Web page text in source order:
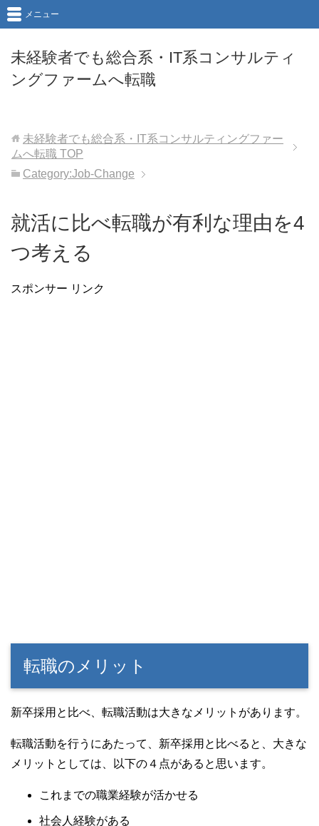
未経験者でも総合系・IT系コンサルティ
ングファームへ転職
メニュー
未経験者でも総合系・IT系コンサルティングファー
ムへ転職 TOP
Category:Job-Change
就活に比べ転職が有利な理由を4
つ考える
スポンサー リンク
転職のメリット
新卒採用と比べ、転職活動は大きなメリットがあります。
転職活動を行うにあたって、新卒採用と比べると、大きな
メリットとしては、以下の４点があると思います。
これまでの職業経験が活かせる
社会人経験がある